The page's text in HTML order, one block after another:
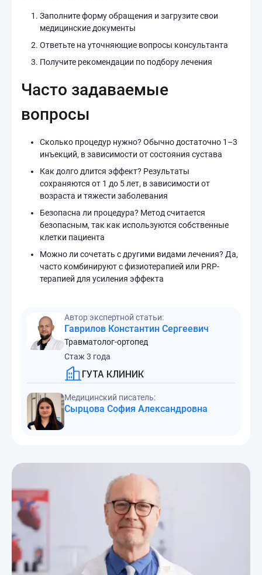
Заполните форму обращения и загрузите свои
медицинские документы
Ответьте на уточняющие вопросы консультанта
Получите рекомендации по подбору лечения
Часто задаваемые
вопросы
Сколько процедур нужно? Обычно достаточно 1–3
инъекций, в зависимости от состояния сустава
Как долго длится эффект? Результаты
сохраняются от 1 до 5 лет, в зависимости от
возраста и тяжести заболевания
Безопасна ли процедура? Метод считается
безопасным, так как используются собственные
клетки пациента
Можно ли сочетать с другими видами лечения? Да,
часто комбинируют с физиотерапией или PRP-
терапией для усиления эффекта
Автор экспертной статьи:
Гаврилов Константин Сергеевич
Травматолог-ортопед
Стаж 3 года
ГУТА КЛИНИК
Медицинский писатель:
Сырцова София Александровна